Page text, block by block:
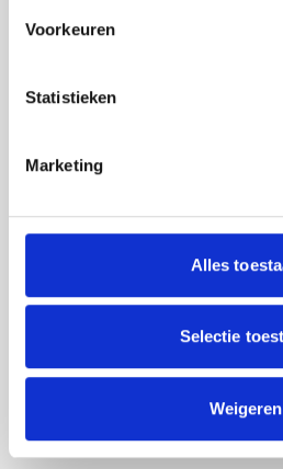
Voorkeuren
Statistieken
Marketing
Alles
Selectie
Weigeren
Jouw feedback wordt
adviseurs van het team
feedback meegenomen
Ik ga akkoord dat mijn
worden gedeeld met de
zijn bij deze JGZ-richtlijn.
Versturen